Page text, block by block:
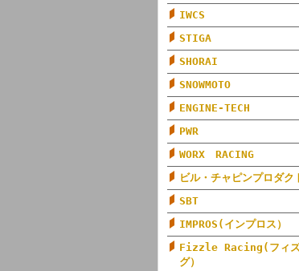
IWCS
STIGA
SHORAI
SNOWMOTO
ENGINE-TECH
PWR
WORX RACING
ビル・チャピンプロダク
SBT
IMPROS(インプロス）
Fizzle Racing(フィズ
グ）